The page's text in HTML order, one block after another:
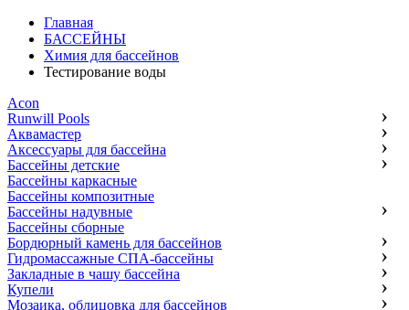
Главная
БАССЕЙНЫ
Химия для бассейнов
Тестирование воды
Acon
Runwill Pools
Аквамастер
Аксессуары для бассейна
Бассейны детские
Бассейны каркасные
Бассейны композитные
Бассейны надувные
Бассейны сборные
Бордюрный камень для бассейнов
Гидромассажные СПА-бассейны
Закладные в чашу бассейна
Купели
Мозаика, облицовка для бассейнов